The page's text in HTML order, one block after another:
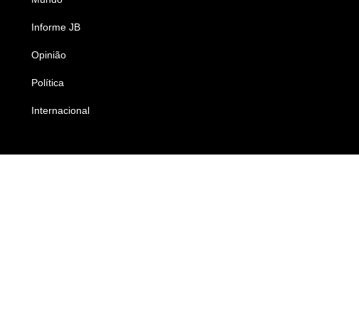
Informe JB
Opinião
Política
Internacional